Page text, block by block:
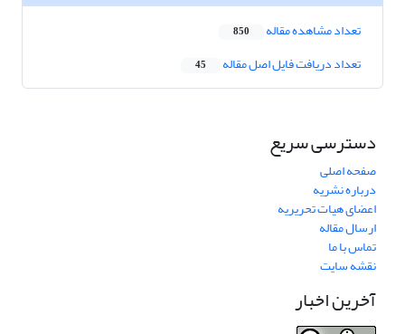
تعداد مشاهده مقاله 850
تعداد دریافت فایل اصل مقاله 45
دسترسی سریع
صفحه اصلی
درباره نشریه
اعضای هیات تحریریه
ارسال مقاله
تماس با ما
نقشه سایت
آخرین اخبار